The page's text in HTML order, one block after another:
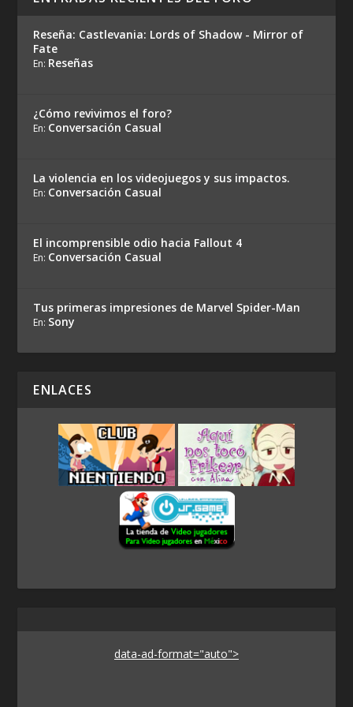
Reseña: Castlevania: Lords of Shadow - Mirror of
Fate
En: Reseñas
¿Cómo revivimos el foro?
En: Conversación Casual
La violencia en los videojuegos y sus impactos.
En: Conversación Casual
El incomprensible odio hacia Fallout 4
En: Conversación Casual
Tus primeras impresiones de Marvel Spider-Man
En: Sony
ENLACES
data-ad-format="auto">